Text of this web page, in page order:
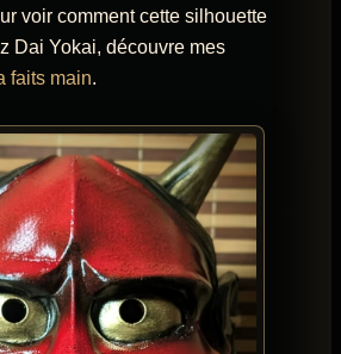
voir comment cette silhouette
Dai Yokai, découvre mes
faits main.